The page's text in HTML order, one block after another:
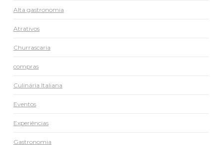
Alta gastronomia
Atrativos
Churrascaria
compras
Culinária Italiana
Eventos
Experiências
Gastronomia